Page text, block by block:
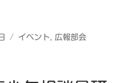
カ
イベント, 広報部会